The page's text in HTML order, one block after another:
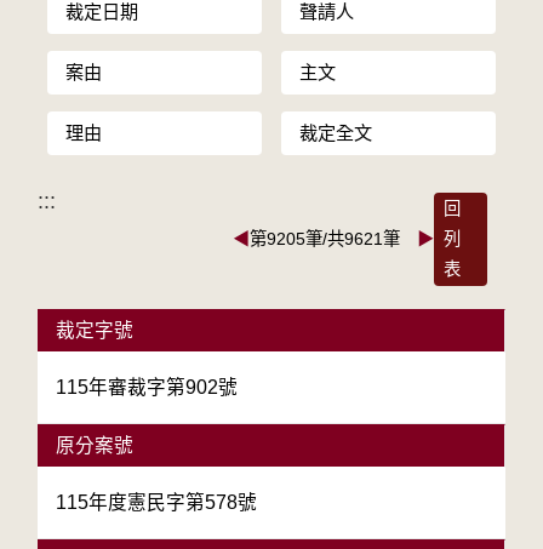
裁定日期 聲請人
案由 主文
理由 裁定全文
:::
◀第9205筆/共9621筆 ▶
回
列
表
裁定字號
115年審裁字第902號
原分案號
115年度憲民字第578號